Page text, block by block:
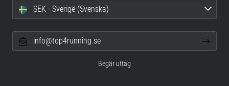
SEK - Sverige (Svenska)
info@top4running.se
Begär uttag